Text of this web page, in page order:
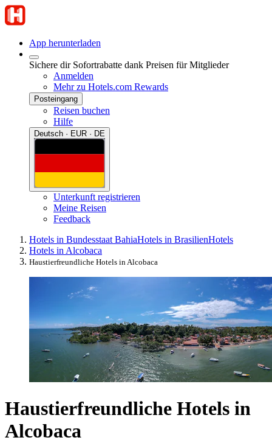
App herunterladen
Sichere dir Sofortrabatte dank Preisen für Mitglieder
Anmelden
Mehr zu Hotels.com Rewards
Posteingang
Reisen buchen
Hilfe
Deutsch · EUR · DE
Unterkunft registrieren
Meine Reisen
Feedback
Hotels in Bundesstaat BahiaHotels in BrasilienHotels
Hotels in Alcobaca
Haustierfreundliche Hotels in Alcobaca
Haustierfreundliche Hotels in
Alcobaca